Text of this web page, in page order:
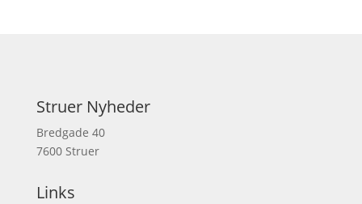
Struer Nyheder
Bredgade 40
7600 Struer
Links